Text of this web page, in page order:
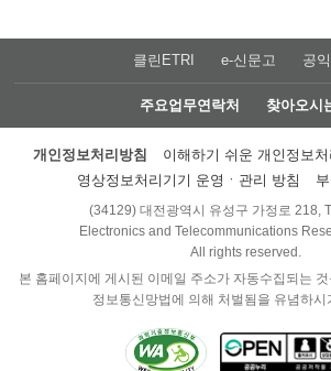
클린ETRI e-신문고 공
주요업무연락처 찾아오시
개인정보처리방침 이해하기 쉬운 개인정보처
영상정보처리기기 운영ㆍ관리 방침
(34129) 대전광역시 유성구 가정로 218,
Electronics and Telecommunications
All rights reserved.
본 홈페이지에 게시된 이메일 주소가 자동수집되는 것
정보통신망법에 의해 처벌됨을 유념하시